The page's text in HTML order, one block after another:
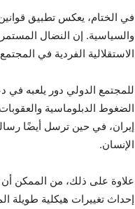
في الختام، يعكس تطبيق
والسياسية. إن النضال
الاستقلالية الفردية في المجتمع
للمجتمع الدولي دور يلعبه في
الضغوط الدبلوماسية
إيران، في حين ترسل أيضًا
الإنسان.
علاوة على ذلك، من الممكن أن
إحداث تغييرات هيكلية طويلة